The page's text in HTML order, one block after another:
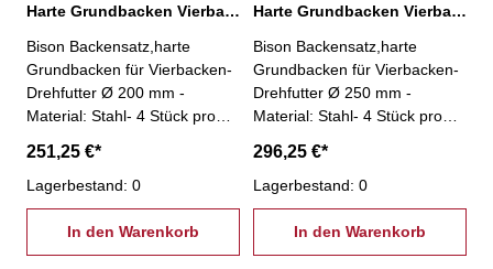
Harte Grundbacken Vierbacken-Drehfutter Ø 200 mm
Bison Backensatz,harte
Grundbacken für Vierbacken-
Drehfutter Ø 200 mm -
Material: Stahl- 4 Stück pro
251,25 €*
Lagerbestand: 0
In den Warenkorb
Harte Grundbacken Vierbacken-Drehfutter Ø 250 mm
Bison Backensatz,harte
Grundbacken für Vierbacken-
Drehfutter Ø 250 mm -
Material: Stahl- 4 Stück pro
296,25 €*
Lagerbestand: 0
In den Warenkorb